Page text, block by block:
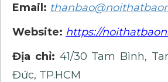
Email:
Website: https://
Địa chỉ: 41/30 Tam Bình,
Đức, TP.HCM